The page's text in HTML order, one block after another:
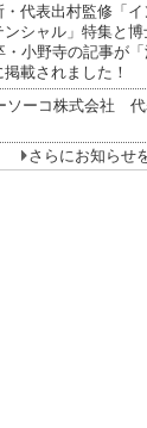
代表出村監修「イ
シャル」特集と博
小野寺の記事が「
載されました！
ソーコ株式会社 代
さらにお知らせ